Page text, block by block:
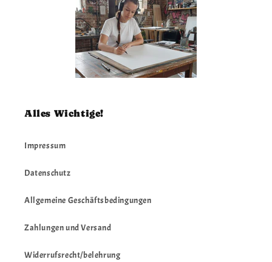
Alles Wichtige!
Impressum
Datenschutz
Allgemeine Geschäftsbedingungen
Zahlungen und Versand
Widerrufsrecht/belehrung